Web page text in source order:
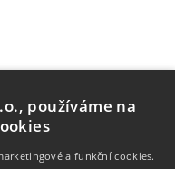
používáme na
a funkční cookies.